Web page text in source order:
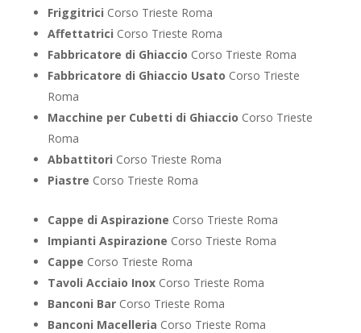
Friggitrici Corso Trieste Roma
Affettatrici Corso Trieste Roma
Fabbricatore di Ghiaccio Corso Trieste Roma
Fabbricatore di Ghiaccio Usato Corso Trieste
Roma
Macchine per Cubetti di Ghiaccio Corso Trieste
Roma
Abbattitori Corso Trieste Roma
Piastre Corso Trieste Roma
Cappe di Aspirazione Corso Trieste Roma
Impianti Aspirazione Corso Trieste Roma
Cappe Corso Trieste Roma
Tavoli Acciaio Inox Corso Trieste Roma
Banconi Bar Corso Trieste Roma
Banconi Macelleria Corso Trieste Roma